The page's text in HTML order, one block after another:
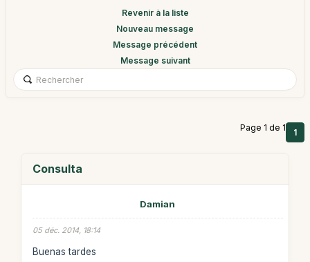
Revenir à la liste
Nouveau message
Message précédent
Message suivant
Page 1 de 1 1
Consulta
Damian
05 déc. 2014, 18:14
Buenas tardes